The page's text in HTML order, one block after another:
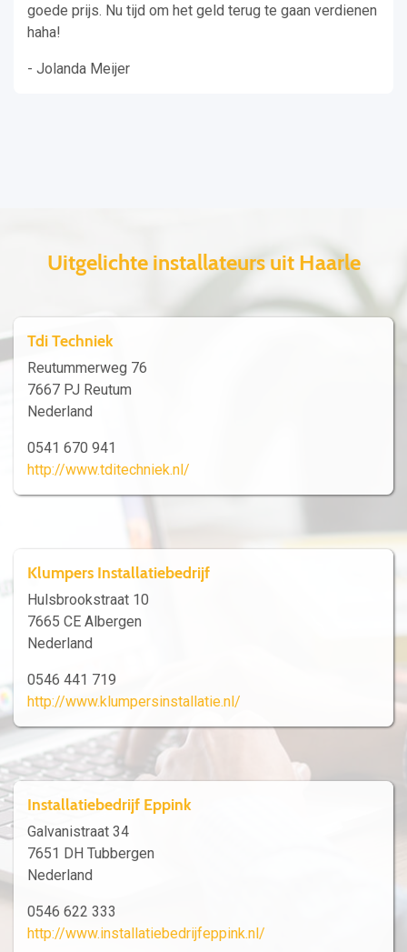
goede prijs. Nu tijd om het geld terug te gaan verdienen
haha!
- Jolanda Meijer
Uitgelichte installateurs uit Haarle
Tdi Techniek
Reutummerweg 76
7667 PJ Reutum
Nederland
0541 670 941
http://www.tditechniek.nl/
Klumpers Installatiebedrijf
Hulsbrookstraat 10
7665 CE Albergen
Nederland
0546 441 719
http://www.klumpersinstallatie.nl/
Installatiebedrijf Eppink
Galvanistraat 34
7651 DH Tubbergen
Nederland
0546 622 333
http://www.installatiebedrijfeppink.nl/